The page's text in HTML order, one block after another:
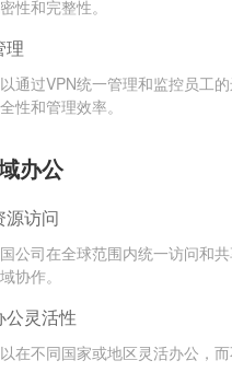
性和完整性。
理
通过VPN统一管理和监控员工的
性和管理效率。
办公
源访问
公司在全球范围内统一访问和
协作。
公灵活性
在不同国家或地区灵活办公，